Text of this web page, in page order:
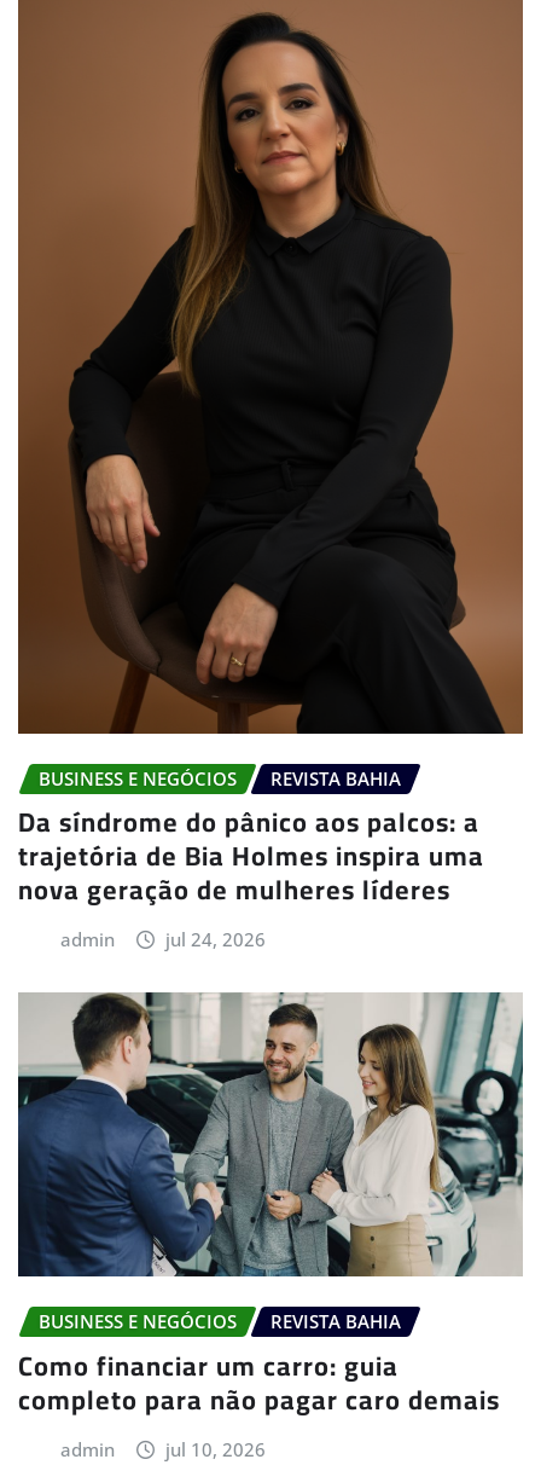
BUSINESS E NEGÓCIOS REVISTA BAHIA
Da síndrome do pânico aos palcos: a
trajetória de Bia Holmes inspira uma
nova geração de mulheres líderes
admin jul 24, 2026
BUSINESS E NEGÓCIOS REVISTA BAHIA
Como financiar um carro: guia
completo para não pagar caro demais
admin jul 10, 2026